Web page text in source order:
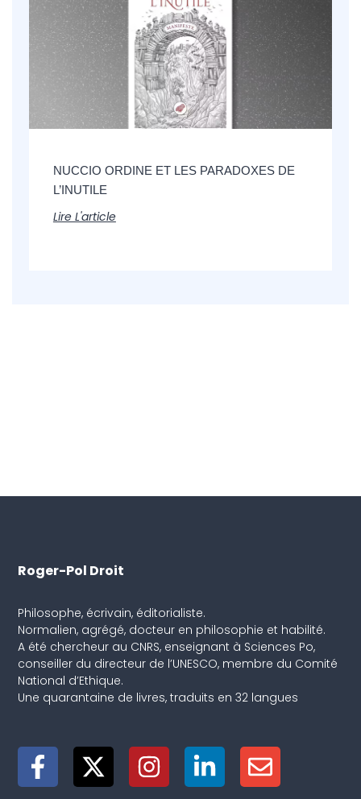
NUCCIO ORDINE ET LES PARADOXES DE
L’INUTILE
Lire L'article
Roger-Pol Droit
Philosophe, écrivain, éditorialiste.
Normalien, agrégé, docteur en philosophie et habilité.
A été chercheur au CNRS, enseignant à Sciences Po,
conseiller du directeur de l’UNESCO, membre du Comité
National d’Ethique.
Une quarantaine de livres, traduits en 32 langues